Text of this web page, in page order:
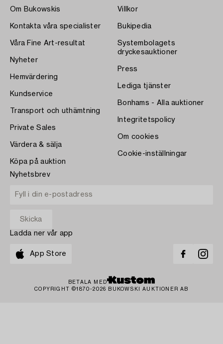
Om Bukowskis
Kontakta våra specialister
Våra Fine Art-resultat
Nyheter
Hemvärdering
Kundservice
Transport och uthämtning
Private Sales
Värdera & sälja
Köpa på auktion
Villkor
Bukipedia
Systembolagets
dryckesauktioner
Press
Lediga tjänster
Bonhams - Alla auktioner
Integritetspolicy
Om cookies
Cookie-inställningar
Nyhetsbrev
Ladda ner vår app
App Store
BETALA MED
COPYRIGHT ©1870-2026 BUKOWSKI AUKTIONER AB